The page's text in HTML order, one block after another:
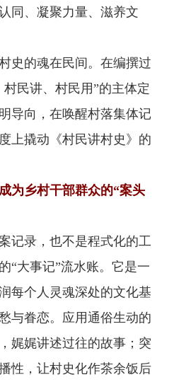
同、凝聚力量、滋养文
的魂在民间。在编撰过
民讲、村民用”的主体定
导向，在唤醒村落集体记
上撬动《村民讲村史》的
为乡村干部群众的“案头
录，也不是程式化的工
“大事记”流水账。它是一
每个人灵魂深处的文化基
与眷恋。应用通俗生动的
娓娓讲述过往的故事；突
性，让村史化作茶余饭后